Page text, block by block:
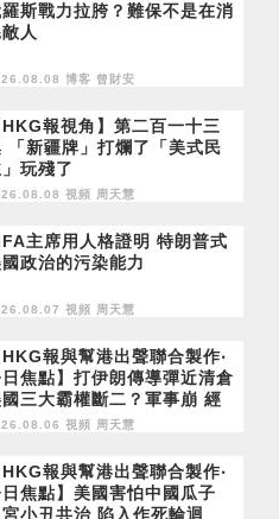
斯戰力拉胯？難保不是在消
人
博客 曾財安
HKG報視角】第二百一十三
「新疆牌」打爛了「美式民
玩殘了
視頻 周天慧
主席用人格證明 特朗普式
政治的污染能力
視頻 周天慧
HKG報與幫港出聲聯合製作‧
焦點】打伊朗傳導彈近清倉
三大霸權斷二？軍事崩 經
視頻 周天慧
HKG報與幫港出聲聯合製作‧
焦點】美國害怕中國瓜子
宮小丑共治 陷入作死輪迴